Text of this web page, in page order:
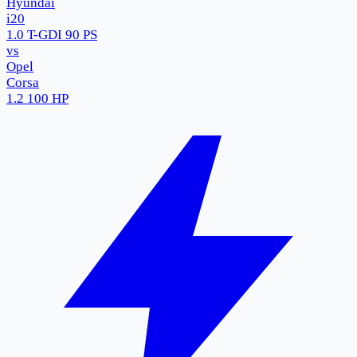
i20
1.0 T-GDI 90 PS
vs
Opel
Corsa
1.2 100 HP